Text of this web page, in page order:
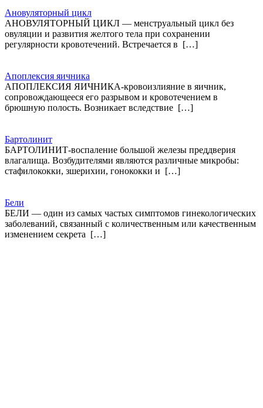
Ановуляторный цикл
АНОВУЛЯТОРНЫЙ ЦИКЛ — менструальный цикл без
овуляции и развития желтого тела при сохранении
регулярности кровотечений. Встречается в […]
Апоплексия яичника
АПОПЛЕКСИЯ ЯИЧНИКА-кровоизлияние в яичник,
сопровождающееся его разрывом и кровотечением в
брюшную полость. Возникает вследствие […]
Бартолинит
БАРТОЛИНИТ-воспаление большой железы преддверия
влагалища. Возбудителями являются различные микробы:
стафилококки, зшерихии, гонококки и […]
Бели
БЕЛИ — один из самых частых симптомов гинекологических
заболеваний, связанный с количественным или качественным
изменением секрета […]